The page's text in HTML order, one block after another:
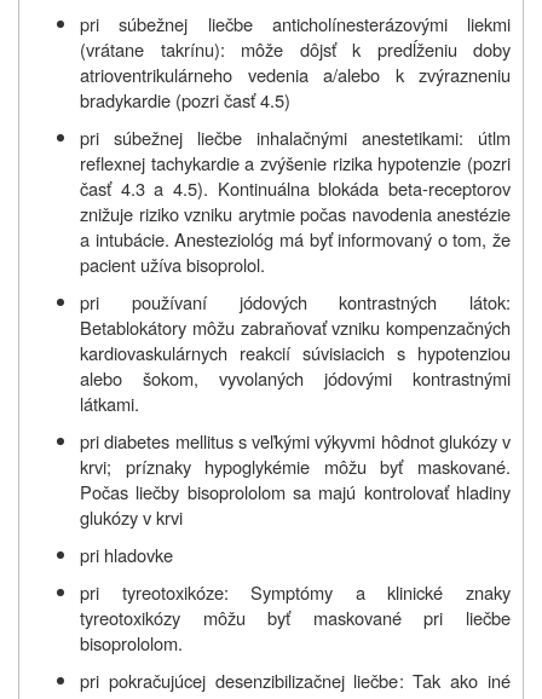
pri súbežnej liečbe anticholínesterázovými liekmi
(vrátane takrínu): môže dôjsť k predĺženiu doby
atrioventrikulárneho vedenia a/alebo k zvýrazneniu
bradykardie (pozri časť 4.5)
pri súbežnej liečbe inhalačnými anestetikami: útlm
reflexnej tachykardie a zvýšenie rizika hypotenzie (pozri
časť 4.3 a 4.5). Kontinuálna blokáda beta‑receptorov
znižuje riziko vzniku arytmie počas navodenia anestézie
a intubácie. Anesteziológ má byť informovaný o tom, že
pacient užíva bisoprolol.
pri používaní jódových kontrastných látok:
Betablokátory môžu zabraňovať vzniku kompenzačných
kardiovaskulárnych reakcií súvisiacich s hypotenziou
alebo šokom, vyvolaných jódovými kontrastnými
látkami.
pri diabetes mellitus s veľkými výkyvmi hôdnot glukózy v
krvi; príznaky hypoglykémie môžu byť maskované.
Počas liečby bisoprololom sa majú kontrolovať hladiny
glukózy v krvi
pri hladovke
pri tyreotoxikóze: Symptómy a klinické znaky
tyreotoxikózy môžu byť maskované pri liečbe
bisoprololom.
pri pokračujúcej desenzibilizačnej liečbe: Tak ako iné